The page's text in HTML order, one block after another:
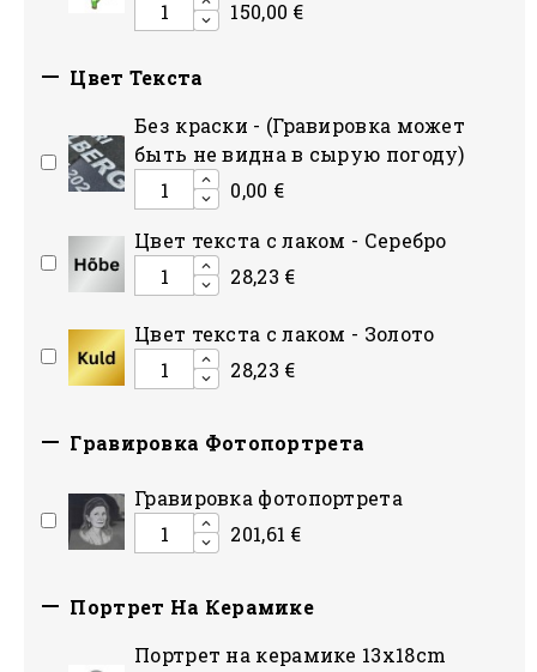
150,00 €
 Цвет Текста
Без краски - (Гравировка может
быть не видна в сырую погоду)
0,00 €
Цвет текста с лаком - Серебро
28,23 €
Цвет текста с лаком - Золото
28,23 €
 Гравировка Фотопортрета
Гравировка фотопортрета
201,61 €
 Портрет На Керамике
Портрет на керамике 13x18cm